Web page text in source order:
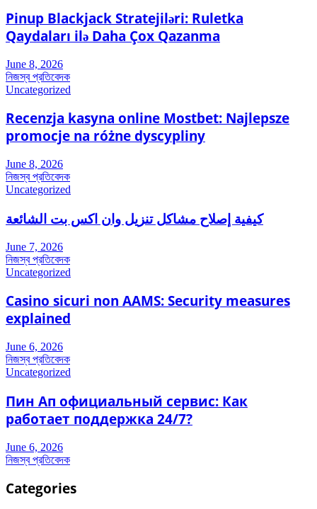
Pinup Blackjack Stratejiləri: Ruletka
Qaydaları ilə Daha Çox Qazanma
June 8, 2026
নিজস্ব প্রতিবেদক
Uncategorized
Recenzja kasyna online Mostbet: Najlepsze
promocje na różne dyscypliny
June 8, 2026
নিজস্ব প্রতিবেদক
Uncategorized
كيفية إصلاح مشاكل تنزيل وان اكس بت الشائعة
June 7, 2026
নিজস্ব প্রতিবেদক
Uncategorized
Casino sicuri non AAMS: Security measures
explained
June 6, 2026
নিজস্ব প্রতিবেদক
Uncategorized
Пин Ап официальный сервис: Как
работает поддержка 24/7?
June 6, 2026
নিজস্ব প্রতিবেদক
Categories